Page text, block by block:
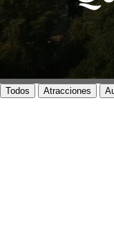
Todos Atracciones